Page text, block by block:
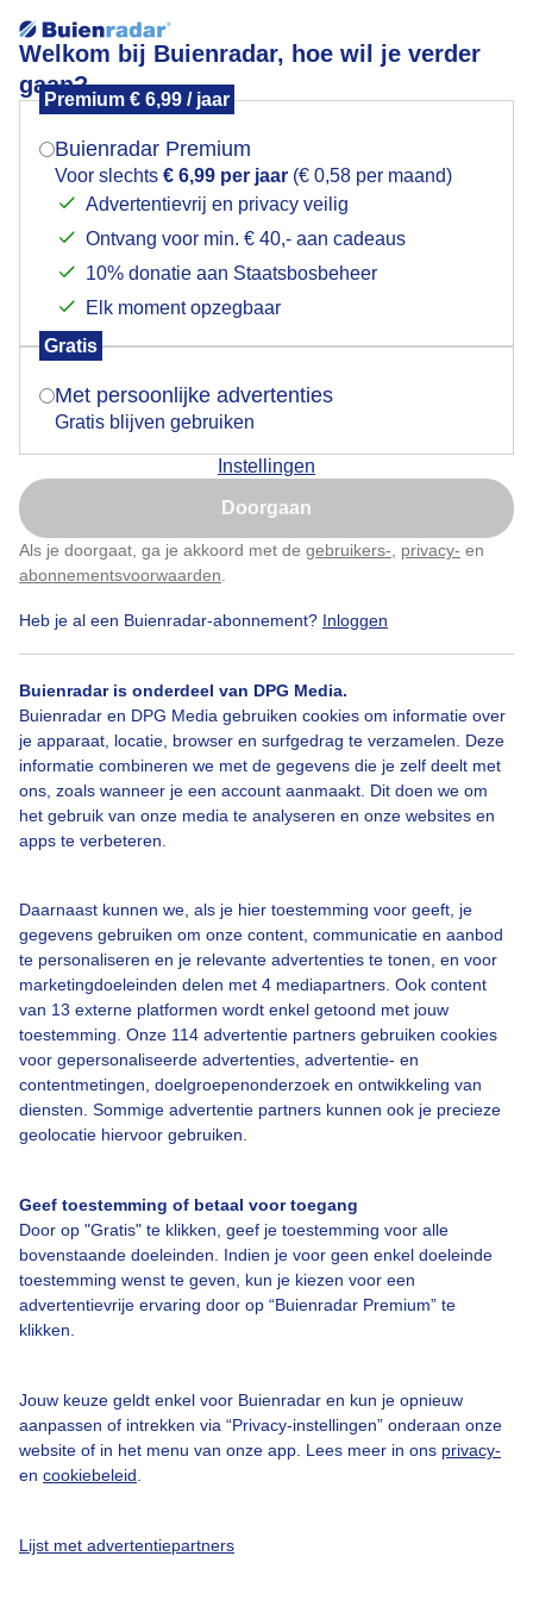
Welkom bij Buienradar, hoe wil je verder
gaan?
Premium € 6,99 / jaar
Buienradar Premium
Voor slechts € 6,99 per jaar (€ 0,58 per maand)
Advertentievrij en privacy veilig
Ontvang voor min. € 40,- aan cadeaus
10% donatie aan Staatsbosbeheer
Elk moment opzegbaar
Gratis
Met persoonlijke advertenties
Gratis blijven gebruiken
Instellingen
Doorgaan
Als je doorgaat, ga je akkoord met de gebruikers- privacy- en
abonnementsvoorwaarden
Heb je al een Buienradar-abonnement? Inloggen
Buienradar is onderdeel van DPG Media.
Buienradar en DPG Media gebruiken cookies om informatie over
je apparaat, locatie, browser en surfgedrag te verzamelen. Deze
informatie combineren we met de gegevens die je zelf deelt met
ons, zoals wanneer je een account aanmaakt. Dit doen we om
het gebruik van onze media te analyseren en onze websites en
apps te verbeteren.
Daarnaast kunnen we, als je hier toestemming voor geeft, je
gegevens gebruiken om onze content, communicatie en aanbod
te personaliseren en je relevante advertenties te tonen, en voor
marketingdoeleinden delen met 4 mediapartners. Ook content
van 13 externe platformen wordt enkel getoond met jouw
toestemming. Onze 114 advertentie partners gebruiken cookies
voor gepersonaliseerde advertenties, advertentie- en
contentmetingen, doelgroepenonderzoek en ontwikkeling van
diensten. Sommige advertentie partners kunnen ook je precieze
geolocatie hiervoor gebruiken.
Geef toestemming of betaal voor toegang
Door op "Gratis" te klikken, geef je toestemming voor alle
bovenstaande doeleinden. Indien je voor geen enkel doeleinde
toestemming wenst te geven, kun je kiezen voor een
advertentievrije ervaring door op “Buienradar Premium” te
klikken.
Jouw keuze geldt enkel voor Buienradar en kun je opnieuw
aanpassen of intrekken via “Privacy-instellingen” onderaan onze
website of in het menu van onze app. Lees meer in ons privacy-
en cookiebeleid
Lijst met advertentiepartners
zonsopkomst
Door: ben Saanen Gemaakt: 11-09-2025, 23x bekeken
Een moment geduld aub...
Over Buienradar
Bedrijfsgegevens
Veelgestelde vragen
Contact
Gebruikersvoorwaarden
Adverteren
Buienradar Team
Privacy beleid
Privacy instellingen
Gratis weerdata
Buienradar
Mogen we je locatie gebruiken voor het
Indien je hier nog geen akkoord op hebt gegeven,
verschijnt er zo een pop-up uit je browser waarin
Is goed, toon de popup
Nu niet, misschien later
Klik hierom dit aan te passen